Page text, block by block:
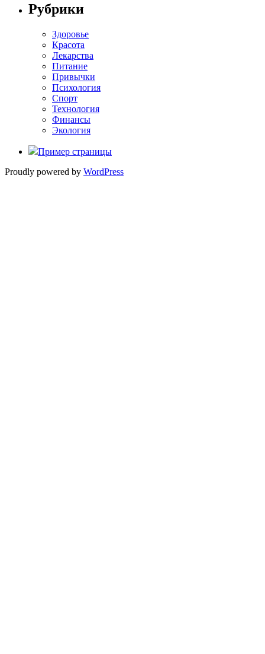
Рубрики
Здоровье
Красота
Лекарства
Питание
Привычки
Психология
Спорт
Технология
Финансы
Экология
Пример страницы
Proudly powered by WordPress